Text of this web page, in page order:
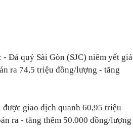
Đá quý Sài Gòn (SJC) niêm yết giá
ra 74,5 triệu đồng/lượng - tăng
giao dịch quanh 60,95 triệu
ra - tăng thêm 50.000 đồng/lượng